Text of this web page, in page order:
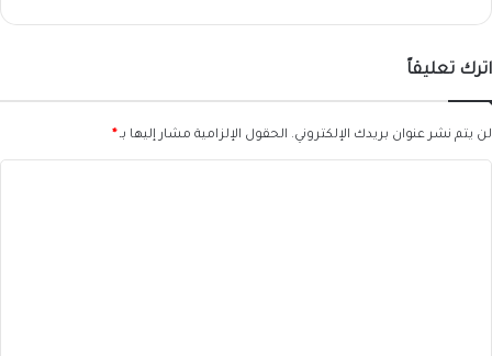
اترك تعليقاً
لن يتم نشر عنوان بريدك الإلكتروني. الحقول الإلزامية مشار إليها بـ*